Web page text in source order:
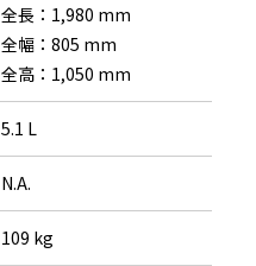
全長：1,980 mm
全幅：805 mm
全高：1,050 mm
5.1 L
N.A.
109 kg